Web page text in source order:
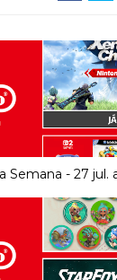
Semana - 27 jul.